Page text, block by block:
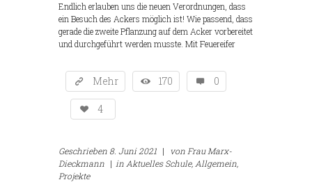
Endlich erlauben uns die neuen Verordnungen, dass
ein Besuch des Ackers möglich ist! Wie passend, dass
gerade die zweite Pflanzung auf dem Acker vorbereitet
und durchgeführt werden musste. Mit Feuereifer
Mehr 170 0
4
Geschrieben 8. Juni 2021 | von Frau Marx-
Dieckmann | in Aktuelles Schule, Allgemein,
Projekte